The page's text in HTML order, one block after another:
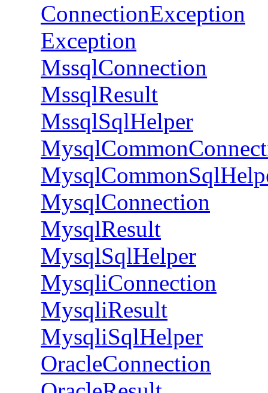
ConnectionException
Exception
MssqlConnection
MssqlResult
MssqlSqlHelper
MysqlConnection
MysqlResult
MysqlSqlHelper
MysqliConnection
MysqliResult
MysqliSqlHelper
OracleConnection